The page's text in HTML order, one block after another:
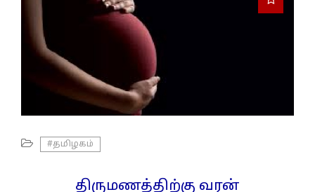
#தமிழகம்
திருமணத்திற்கு வரன்